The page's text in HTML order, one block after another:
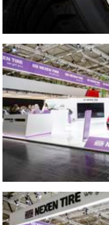
2022 2022 The Tire Cologne